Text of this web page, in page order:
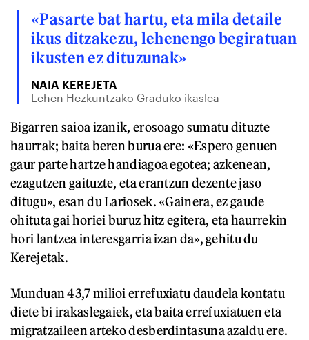
«Pasarte bat hartu, eta mila detaile
ikus ditzakezu, lehenengo begiratuan
ikusten ez dituzunak»
NAIA KEREJETA
Lehen Hezkuntzako Graduko ikaslea
Bigarren saioa izanik, erosoago sumatu dituzte
haurrak; baita beren burua ere: «Espero genuen
gaur parte hartze handiagoa egotea; azkenean,
ezagutzen gaituzte, eta erantzun dezente jaso
ditugu», esan du Lariosek. «Gainera, ez gaude
ohituta gai horiei buruz hitz egitera, eta haurrekin
hori lantzea interesgarria izan da», gehitu du
Kerejetak.
Munduan 43,7 milioi errefuxiatu daudela kontatu
diete bi irakaslegaiek, eta baita errefuxiatuen eta
migratzaileen arteko desberdintasuna azaldu ere.